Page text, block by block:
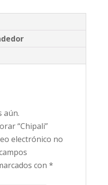
aún.
“Chipali”
electrónico no
con *